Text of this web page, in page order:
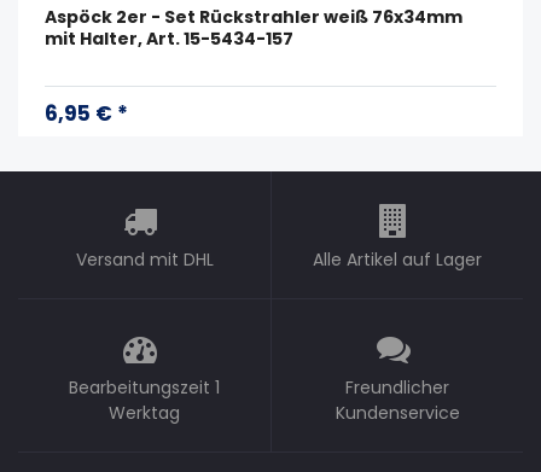
Aspöck 2er - Set Rückstrahler weiß 76x34mm
mit Halter, Art. 15-5434-157
6,95 € *
Versand mit DHL Alle Artikel auf Lager
Bearbeitungszeit 1
Werktag
Freundlicher
Kundenservice